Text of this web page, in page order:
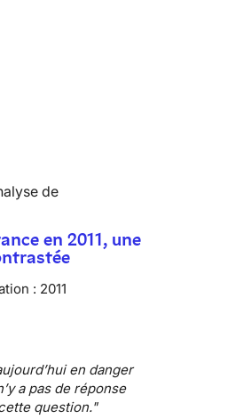
de
en 2011, une
: 2011
en danger
a pas de réponse
question."